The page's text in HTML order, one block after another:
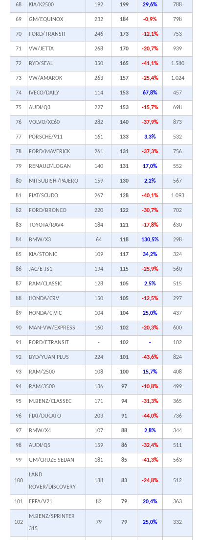
68 KIA/K2500 192 199 29,6% 788
69 GM/EQUINOX 232 184 -0,9% 798
70 FORD/TRANSIT 246 173 -12,1% 753
71 VW/JETTA 268 170 -20,7% 939
72 BYD/SEAL 350 165 -41,1% 1.580
73 VW/AMAROK 263 157 -25,4% 1.024
74 IVECO/DAILY 114 153 67,8% 457
75 AUDI/Q3 227 153 -15,7% 698
76 VOLVO/XC60 282 140 -37,9% 873
77 PORSCHE/911 161 133 3,3% 532
78 FORD/MAVERICK 261 131 -37,3% 756
79 RENAULT/LOGAN 140 131 17,0% 552
80 MITSUBISHI/PAJERO 159 130 2,2% 567
81 FIAT/SCUDO 267 128 -40,1% 1.093
82 FORD/BRONCO 220 122 -30,7% 702
83 TOYOTA/RAV4 184 121 -17,8% 630
84 BMW/X3 64 118 130,5% 298
85 KIA/STONIC 109 117 34,2% 324
86 JAC/E-JS1 194 115 -25,9% 560
87 RAM/CLASSIC 128 105 2,5% 515
88 HONDA/CRV 150 105 -12,5% 297
89 HONDA/CIVIC 104 104 25,0% 437
90 MAN-VW/EXPRESS 160 102 -20,3% 600
91 FORD/ETRANSIT - 102 - 102
92 BYD/YUAN PLUS 224 101 -43,6% 824
93 RAM/2500 108 100 15,7% 408
94 RAM/3500 136 97 -10,8% 499
95 M.BENZ/CLASSEC 171 94 -31,3% 365
96 FIAT/DUCATO 203 91 -44,0% 736
97 BMW/X4 107 88 2,8% 344
98 AUDI/Q5 159 86 -32,4% 511
99 GM/CRUZE SEDAN 181 85 -41,3% 563
100
LAND
ROVER/DISCOVERY
138 83 -24,8% 512
101 EFFA/V21 82 79 20,4% 363
102
M.BENZ/SPRINTER
315
79 79 25,0% 332